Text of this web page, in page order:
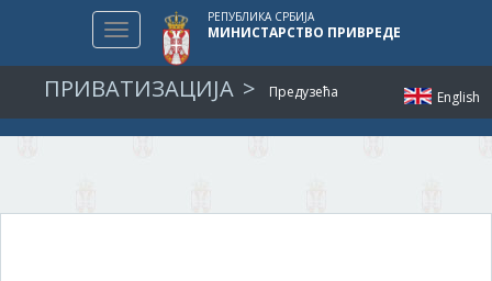
English
Toggle
navigation
РЕПУБЛИКА СРБИЈА
МИНИСТАРСТВО ПРИВРЕДЕ
ПРИВАТИЗАЦИЈА Предузећа